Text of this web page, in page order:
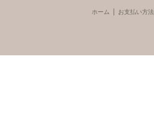
ホーム お支払い方法